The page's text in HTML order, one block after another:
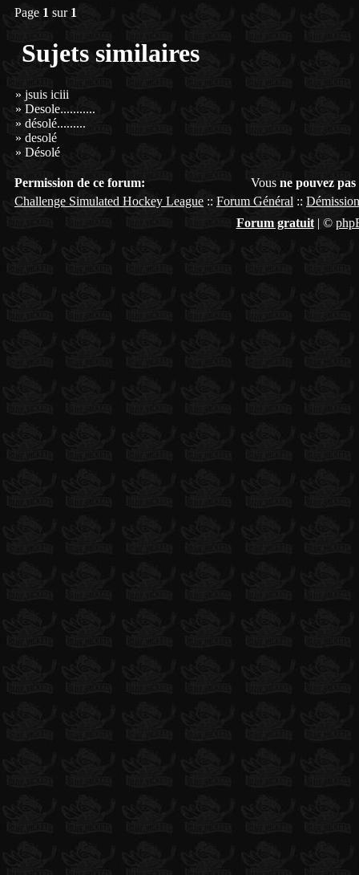
Page 1 sur 1
Sujets similaires
» jsuis iciii
» Desole...........
» désolé.........
» desolé
» Désolé
Permission de ce forum: Vous ne pouvez pas
Challenge Simulated Hockey League :: Forum Général ::
Forum gratuit| ©